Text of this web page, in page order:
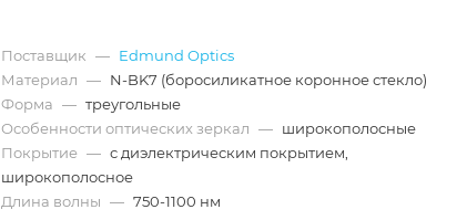
Поставщик — Edmund Optics
Материал — N-BK7 (боросиликатное коронное стекло)
Форма — треугольные
Особенности оптических зеркал — широкополосные
Покрытие — с диэлектрическим покрытием,
широкополосное
Длина волны — 750-1100 нм